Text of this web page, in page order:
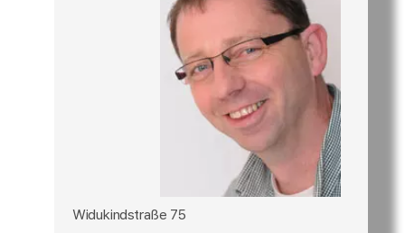
Widukindstraße 75